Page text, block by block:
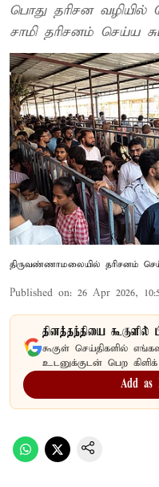
பொது தரிசன
சாமி தரிசனம் செய்ய
திருவண்ணாமலையில் தரிசனம்
Published on: 26 Apr 2026,
தினத்தந்தியை கூகுளில்
கூகுள் செய்திகளில்
உடனுக்குடன் பெற
Add as